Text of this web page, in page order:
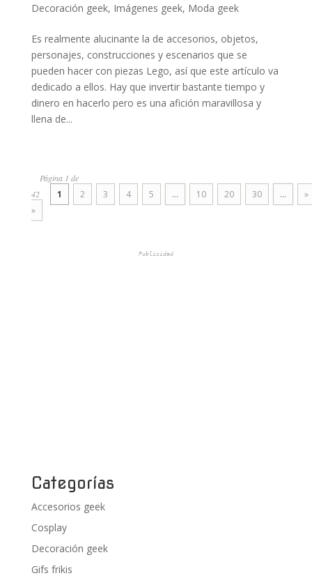
Decoración geek, Imágenes geek, Moda geek
Es realmente alucinante la de accesorios, objetos,
personajes, construcciones y escenarios que se
pueden hacer con piezas Lego, así que este artículo va
dedicado a ellos. Hay que invertir bastante tiempo y
dinero en hacerlo pero es una afición maravillosa y
llena de...
Página 1 de
42
1 2 3 4 5 ... 10 20 30 ...
»
»
Publicidad
Categorías
Accesorios geek
Cosplay
Decoración geek
Gifs frikis